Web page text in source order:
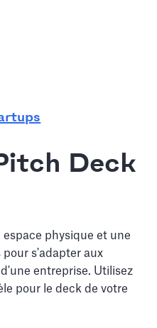
Deck
physique et une
s'adapter aux
entreprise. Utilisez
pour le deck de votre